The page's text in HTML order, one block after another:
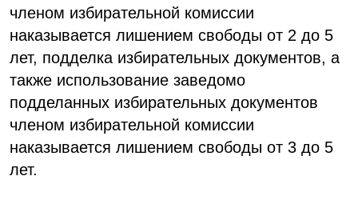
членом избирательной комиссии
наказывается лишением свободы от 2 до 5
лет, подделка избирательных документов, а
также использование заведомо
подделанных избирательных документов
членом избирательной комиссии
наказывается лишением свободы от 3 до 5
лет.